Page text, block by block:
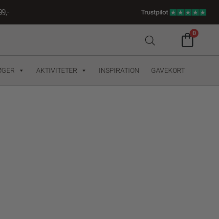
0
AKTIVITETER INSPIRATION GAVEKORT